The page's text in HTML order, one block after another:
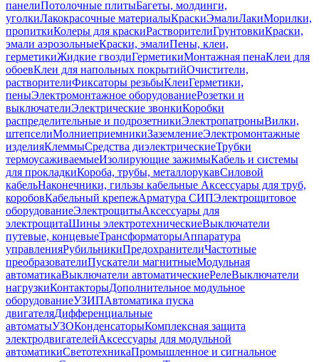
панелиПотолочные плитыБагеты, молдинги,
уголкиЛакокрасочные материалыКраскиЭмалиЛакиМорилки,
пропиткиКолеры для краскиРастворителиГрунтовкиКраски,
эмали аэрозольныеКраски, эмалиПены, клеи,
герметикиЖидкие гвоздиГерметикиМонтажная пенаКлеи для
обоевКлеи для напольных покрытийОчистители,
растворителиФиксаторы резьбыКлеиГерметики,
пеныЭлектромонтажное оборудованиеРозетки и
выключателиЭлектрические звонкиКоробки
распределительные и подрозетникиЭлектропатроныВилки,
штепселиМолниеприемникиЗаземлениеЭлектромонтажные
изделияКлеммыСредства диэлектрическиеТрубки
термоусаживаемыеИзолирующие зажимыКабель и системы
для прокладкиКороба, трубы, металлорукавСиловой
кабельНаконечники, гильзы кабельные Аксессуары для труб,
коробовКабельный крепежАрматура СИПЭлектрощитовое
оборудованиеЭлектрощитыАксессуары для
электрощитаШины электротехническиеВыключатели
путевые, концевыеТрансформаторыАппаратура
управленияРубильникиПредохранителиЧастотные
преобразователиПускатели магнитныеМодульная
автоматикаВыключатели автоматическиеРелеВыключатели
нагрузкиКонтакторыДополнительное модульное
оборудованиеУЗИПАвтоматика пуска
двигателяДифференциальные
автоматыУЗОКонденсаторыКомплексная защита
электродвигателейАксессуары для модульной
автоматикиСветотехникаПромышленное и сигнальное